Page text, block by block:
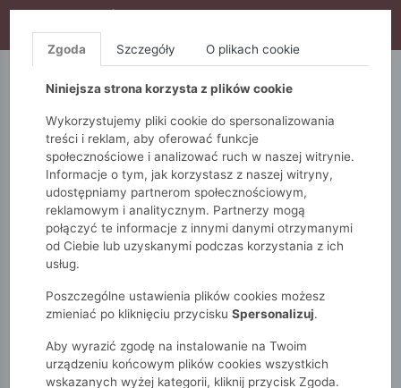
S10), DODATKOWE 15% ZA 3SZT (KOD: S15)
5.10.15. QUIOSQUE
Monnari Torby Shopper Duża torba na co dzień
Zgoda Szczegóły O plikach cookie
Niniejsza strona korzysta z plików cookie
Wykorzystujemy pliki cookie do spersonalizowania
treści i reklam, aby oferować funkcje
społecznościowe i analizować ruch w naszej witrynie.
Informacje o tym, jak korzystasz z naszej witryny,
udostępniamy partnerom społecznościowym,
reklamowym i analitycznym. Partnerzy mogą
połączyć te informacje z innymi danymi otrzymanymi
od Ciebie lub uzyskanymi podczas korzystania z ich
usług.
Poszczególne ustawienia plików cookies możesz
zmieniać po kliknięciu przycisku Spersonalizuj.
Aby wyrazić zgodę na instalowanie na Twoim
urządzeniu końcowym plików cookies wszystkich
wskazanych wyżej kategorii, kliknij przycisk Zgoda.